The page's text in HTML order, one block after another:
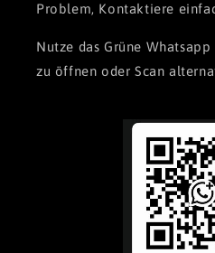
Problem, Kontaktiere
Nutze das Grüne
zu öffnen oder Scan